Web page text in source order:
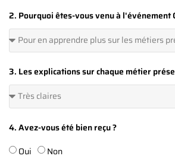
2. Pourquoi êtes-vous venu à l'événement
3. Les explications sur chaque métier
4. Avez-vous été bien reçu ?
Oui
Non